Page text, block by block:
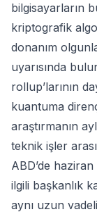
bilgisayarların
kriptografik
donanım
uyarısında
rollup’larının
kuantuma
araştırmanın
teknik işler
ABD’de
ilgili başkanlık
aynı uzun